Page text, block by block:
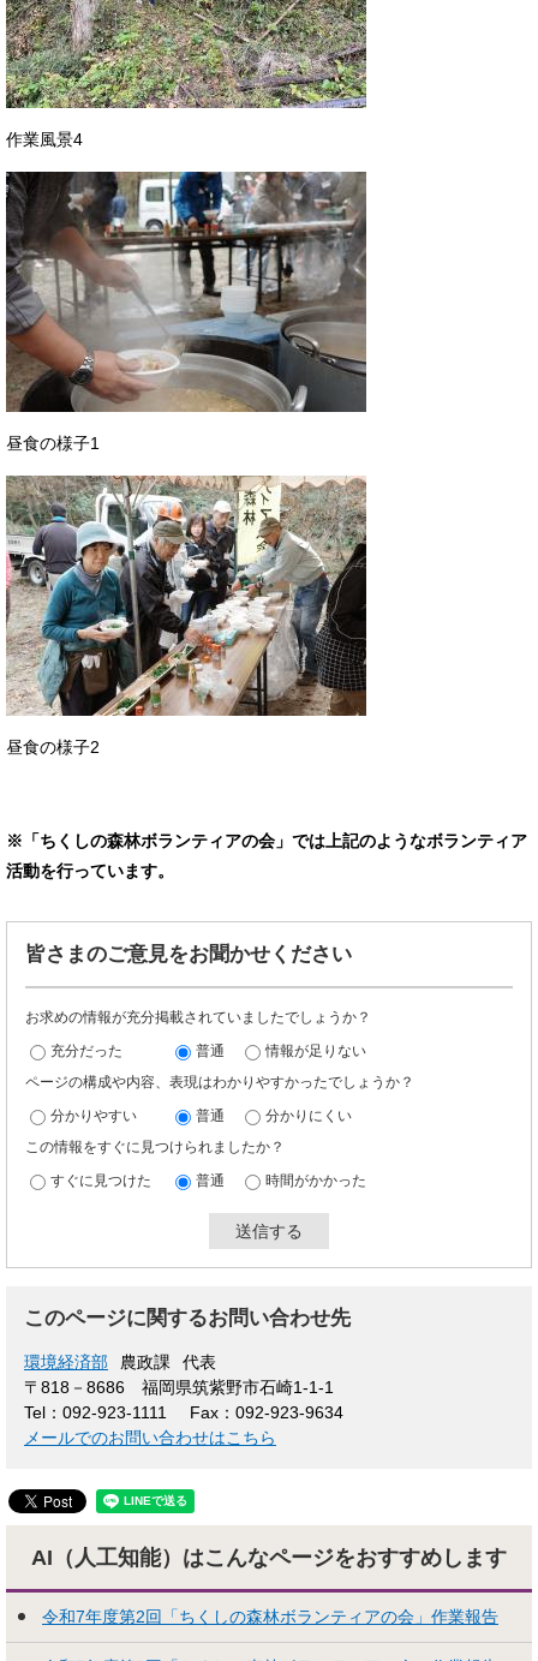
作業風景4
昼食の様子1
昼食の様子2
※「ちくしの森林ボランティアの会」では上記のようなボランティア
活動を行っています。
皆さまのご意見をお聞かせください
お求めの情報が充分掲載されていましたでしょうか？
充分だった 普通
情報が足りない
ページの構成や内容、表現はわかりやすかったでしょうか？
分かりやすい 普通
分かりにくい
この情報をすぐに見つけられましたか？
すぐに見つけた 普通 時間がかかった
このページに関するお問い合わせ先
環境経済部 農政課
代表
〒818－8686
福岡県筑紫野市石崎1-1-1
Tel：092-923-1111
Fax：092-923-9634
メールでのお問い合わせはこちら
AI（人工知能）はこんなページをおすすめします
令和7年度第2回「ちくしの森林ボランティアの会」作業報告